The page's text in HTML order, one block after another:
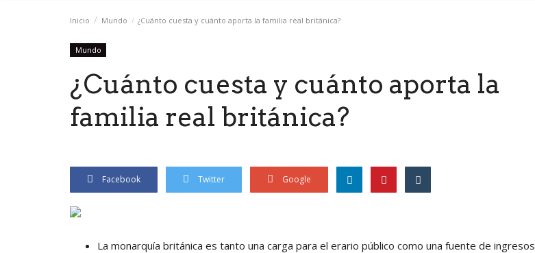
Inicio Mundo ¿Cuánto cuesta y cuánto aporta la familia real británica?
Mundo
¿Cuánto cuesta y cuánto aporta la
familia real británica?
Facebook Twitter Google
La monarquía británica es tanto una carga para el erario público como una fuente de ingresos